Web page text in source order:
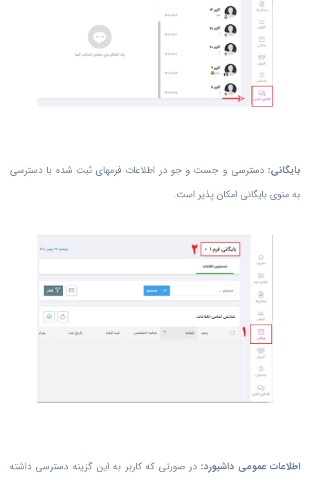
بایگانی:دسترسی و جست و جو در اطلاعات فرمهای ثبت شده با دسترسی
به منوی بایگانی امکان پذیر است.
اطلاعات عمومی داشبورد:در صورتی که کاربر به این گزینه دسترسی داشته